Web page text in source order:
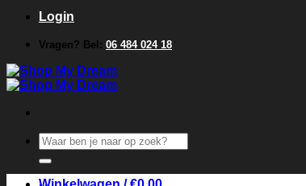
Login
Vragen? Bel: 06 484 024 18
Zoeken
naar: